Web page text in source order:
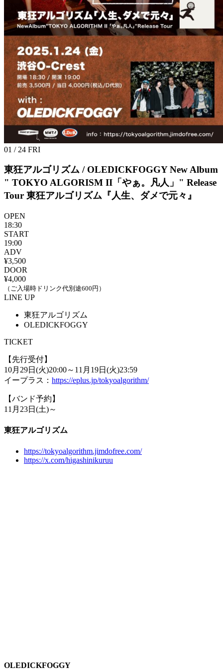
01 / 24 FRI
東狂アルゴリズム / OLEDICKFOGGY New Album
" TOKYO ALGORISM II「やぁ。凡人」" Release
Tour 東狂アルゴリズム『人生、ダメで元々』
OPEN
18:30
START
19:00
ADV
¥3,500
DOOR
¥4,000
（ご入場時ドリンク代別途600円）
LINE UP
東狂アルゴリズム
OLEDICKFOGGY
TICKET
【先行受付】
10月29日(火)20:00～11月19日(火)23:59
イープラス： https://eplus.jp/tokyoalgorithm/
【バンド予約】
11月23日(土)～
東狂アルゴリズム
https://tokyoalgorithm.jimdofree.com/
https://x.com/higashinikuruu
OLEDICKFOGGY